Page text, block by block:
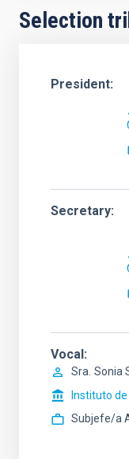
Selection
President
Secretary
Vocal
Sra. Sonia
Instituto
Subjefe/a